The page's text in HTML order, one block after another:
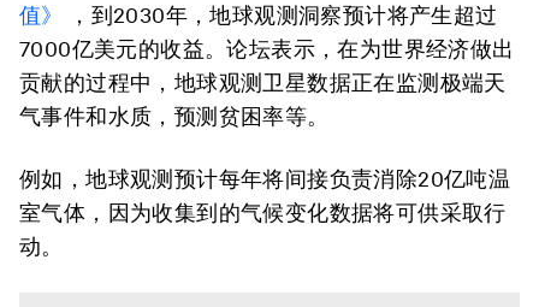
值》
，到2030年，地球观测洞察预计将产生超过
7000亿美元的收益。论坛表示，在为世界经济做出
贡献的过程中，地球观测卫星数据正在监测极端天
气事件和水质，预测贫困率等。
例如，地球观测预计每年将间接负责消除20亿吨温
室气体，因为收集到的气候变化数据将可供采取行
动。